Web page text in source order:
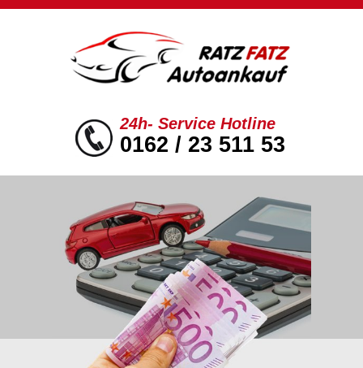
24h- Service Hotline
0162 / 23 511 53